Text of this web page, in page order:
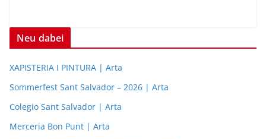
Neu dabei
XAPISTERIA I PINTURA | Arta
Sommerfest Sant Salvador – 2026 | Arta
Colegio Sant Salvador | Arta
Merceria Bon Punt | Arta